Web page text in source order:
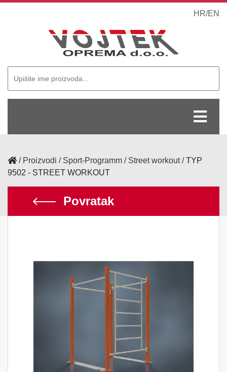
HR/EN
/ Proizvodi Sport-Programm Street workout
TYP
9502 - STREET WORKOUT
Povratak